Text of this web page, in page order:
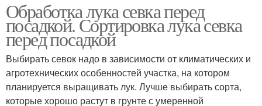
Обработка лука севка перед
посадкой. Сортировка лука севка
перед посадкой
Выбирать севок надо в зависимости от климатических и
агротехнических особенностей участка, на котором
планируется выращивать лук. Лучше выбирать сорта,
которые хорошо растут в грунте с умеренной